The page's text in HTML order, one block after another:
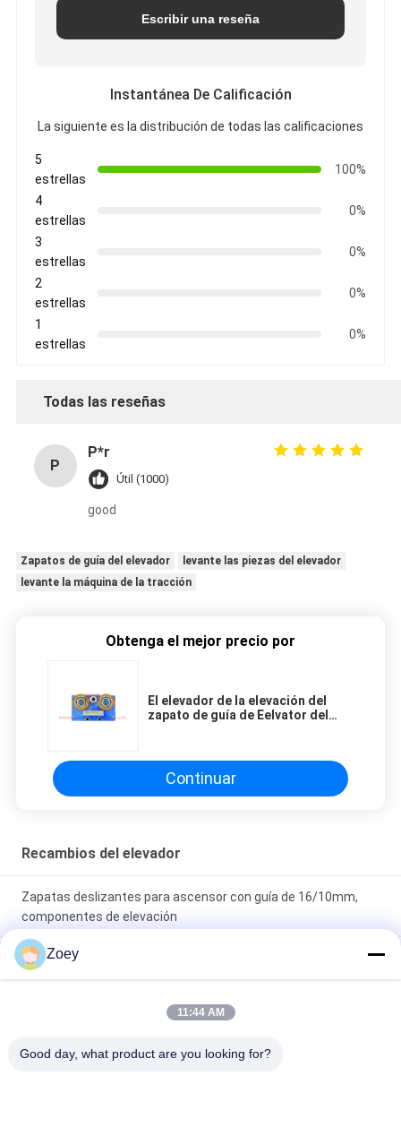
Escribir una reseña
Instantánea De Calificación
La siguiente es la distribución de todas las calificaciones
5
estrellas
100%
4
estrellas
0%
3
estrellas
0%
2
estrellas
0%
1
estrellas
0%
Todas las reseñas
P
P*r
Útil (1000)
good
Zapatos de guía del elevador
levante las piezas del elevador
levante la máquina de la tracción
Obtenga el mejor precio por
El elevador de la elevación del
zapato de guía de Eelvator del
Continuar
Recambios del elevador
Zapatas deslizantes para ascensor con guía de 16/10mm,
componentes de elevación
Zapatos de guía deslizante Piezas de repuesto de ascensor
duraderas y de baja fricción para un funcionamiento suave y
guía 9mm/10mm/16mm
Zoey
11:44 AM
Good day, what product are you looking for?